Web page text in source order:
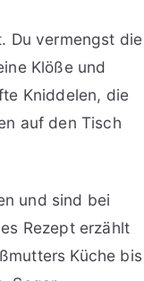
Du vermengst die
Klöße und
Kniddelen, die
auf den Tisch
und sind bei
Rezept erzählt
Küche bis